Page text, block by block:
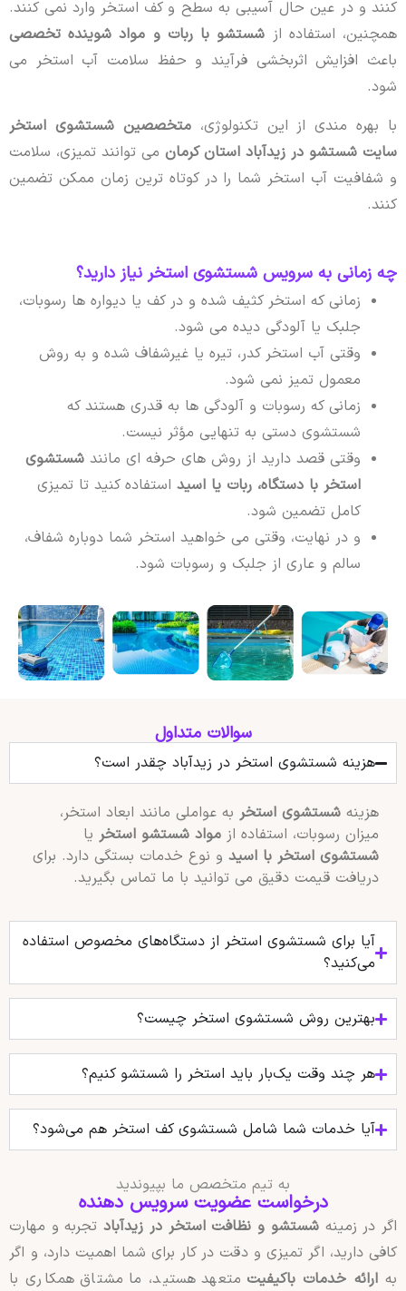
کنند و در عین حال آسیبی به سطح و کف استخر وارد نمی کنند.
همچنین، استفاده از شستشو با ربات و مواد شوینده تخصصی
باعث افزایش اثربخشی فرآیند و حفظ سلامت آب استخر می
شود.
با بهره مندی از این تکنولوژی، متخصصین شستشوی استخر
سایت شستشو در زیدآباد استان کرمانمی توانند تمیزی، سلامت
و شفافیت آب استخر شما را در کوتاه ترین زمان ممکن تضمین
کنند.
چه زمانی به سرویس شستشوی استخر نیاز دارید؟
زمانی که استخر کثیف شده و در کف یا دیواره ها رسوبات،
جلبک یا آلودگی دیده می شود.
وقتی آب استخر کدر، تیره یا غیرشفاف شده و به روش
معمول تمیز نمی شود.
زمانی که رسوبات و آلودگی ها به قدری هستند که
شستشوی دستی به تنهایی مؤثر نیست.
وقتی قصد دارید از روش های حرفه ای مانند شستشوی
استخر با دستگاه، ربات یا اسیداستفاده کنید تا تمیزی
کامل تضمین شود.
و در نهایت، وقتی می خواهید استخر شما دوباره شفاف،
سالم و عاری از جلبک و رسوبات شود.
سوالات متداول
هزینه شستشوی استخر در زیدآباد چقدر است؟
هزینه شستشوی استخربه عواملی مانند ابعاد استخر،
میزان رسوبات، استفاده از مواد شستشو استخریا
شستشوی استخر با اسیدو نوع خدمات بستگی دارد. برای
دریافت قیمت دقیق می توانید با ما تماس بگیرید.
آیا برای شستشوی استخر از دستگاه‌های مخصوص استفاده
می‌کنید؟
بهترین روش شستشوی استخر چیست؟
هر چند وقت یک‌بار باید استخر را شستشو کنیم؟
آیا خدمات شما شامل شستشوی کف استخر هم می‌شود؟
به تیم متخصص ما بپیوندید
درخواست عضویت سرویس دهنده
اگر در زمینه شستشو و نظافت استخر در زیدآبادتجربه و مهارت
کافی دارید، اگر تمیزی و دقت در کار برای شما اهمیت دارد، و اگر
به ارائه خدمات باکیفیتمتعهد هستید، ما مشتاق همکاری با